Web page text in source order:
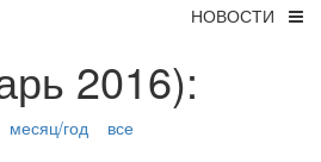
НОВОСТИ
2016):
месяц/год
все